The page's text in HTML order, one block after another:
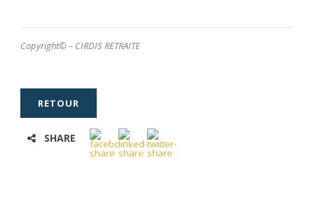
Copyright© – CIRDIS RETRAITE
RETOUR
SHARE